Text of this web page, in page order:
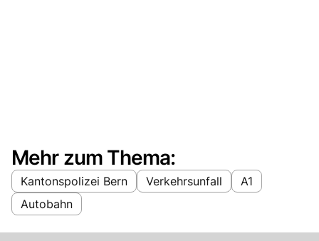
Mehr zum Thema:
Kantonspolizei Bern Verkehrsunfall
A1
Autobahn